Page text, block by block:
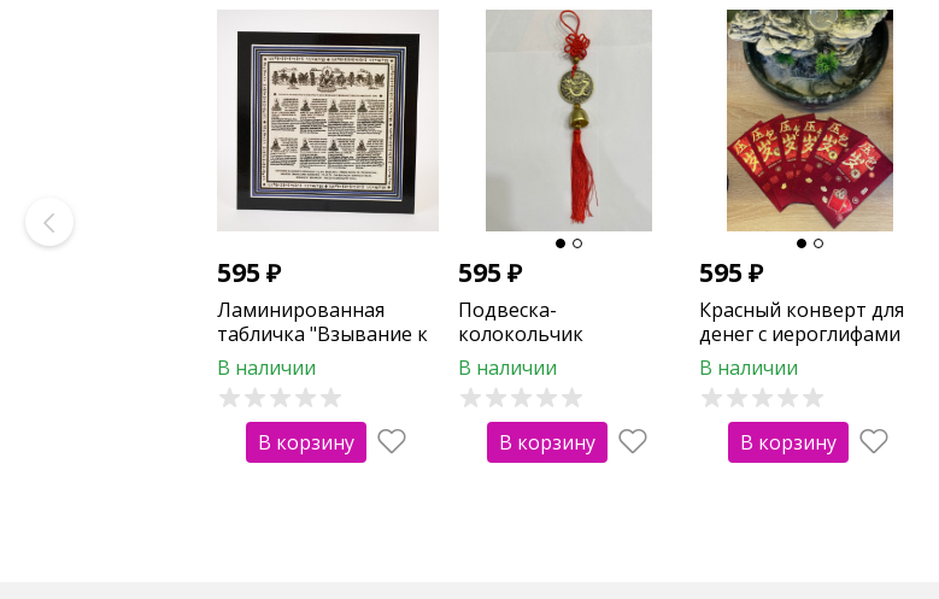
595₽
Ламинированная
табличка "Взывание к
8-ми Буддам"
В наличии
В корзину
595₽
Подвеска-
колокольчик
"Китайский дракон"
В наличии
В корзину
595₽
Красный конверт для
денег с иероглифами
"Пожелания удачи"
(6шт)
В наличии
В корзину